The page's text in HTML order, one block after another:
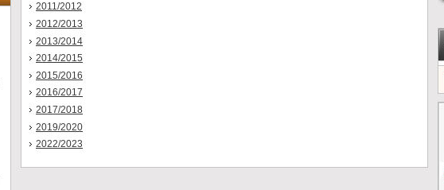
2011/2012
2012/2013
2013/2014
2014/2015
2015/2016
2016/2017
2017/2018
2019/2020
2022/2023